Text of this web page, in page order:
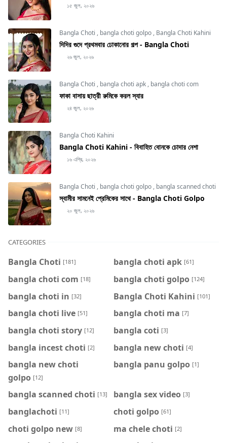
১৫ জুল, ২০২৬
Bangla Choti , bangla choti golpo , Bangla Choti Kahini
দিদির গুদে প্রথমবার ঢোকানোর গল্প - Bangla Choti
২৬ জুল, ২০২৬
Bangla Choti , bangla choti apk , bangla choti com
ফাকা বাসায় ছাত্রী রুমিকে করল স্যার
২৪ জুল, ২০২৬
Bangla Choti Kahini
Bangla Choti Kahini - বিবাহিত বোনকে চোদার নেশা
১৬ এপ্রি, ২০২৬
Bangla Choti , bangla choti golpo , bangla scanned choti
স্বামীর সামনেই প্রেমিকের সাথে - Bangla Choti Golpo
২০ জুল, ২০২৬
CATEGORIES
Bangla Choti [181] bangla choti apk [61]
bangla choti com [18] bangla choti golpo [124]
bangla choti in [32] Bangla Choti Kahini [101]
bangla choti live [51] bangla choti ma [7]
bangla choti story [12] bangla coti [3]
bangla incest choti [2] bangla new choti [4]
bangla new choti
golpo [12]
bangla panu golpo [1]
bangla scanned choti [13] bangla sex video [3]
banglachoti [11] choti golpo [61]
choti golpo new [8] ma chele choti [2]